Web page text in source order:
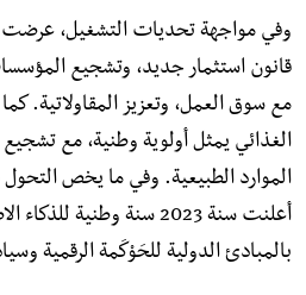
وفي مواجهة تحديات التشغيل، عرضت
قانون استثمار جديد، وتشجيع
مع سوق العمل، وتعزيز المقاولاتية.
الغذائي يمثل أولوية وطنية، مع تشجيع
الموارد الطبيعية. وفي ما يخص التحول
أعلنت سنة 2023 سنة وطنية
بالمبادئ الدولية للحَوْكَمة الرقمية